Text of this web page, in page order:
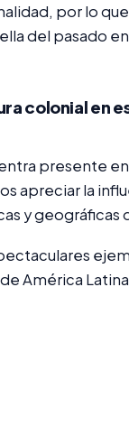
por lo
del pasado
colonial en
presente
apreciar la
y geográficas
América